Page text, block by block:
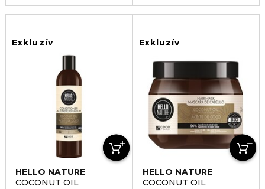
Exkluzív
HELLO NATURE
COCONUT OIL
Exkluzív
HELLO NATURE
COCONUT OIL